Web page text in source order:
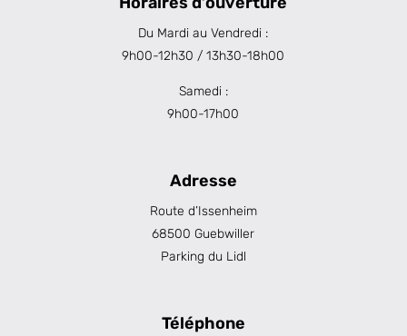
Du Mardi au Vendredi :
9h00-12h30 / 13h30-18h00
Samedi :
9h00-17h00
Adresse
Route d’Issenheim
68500 Guebwiller
Parking du Lidl
Téléphone